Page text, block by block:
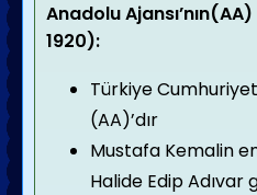
Anadolu
1920):
Türkiye
(AA)’dır
Mustafa Kemalin
Halide Edip Adıvar